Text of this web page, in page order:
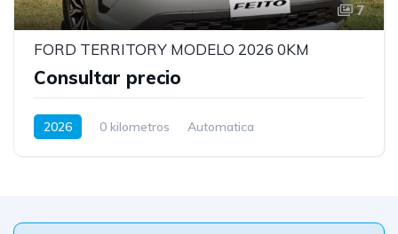
7
FORD TERRITORY MODELO 2026 0KM
Consultar precio
2026 0 kilometros Automatica